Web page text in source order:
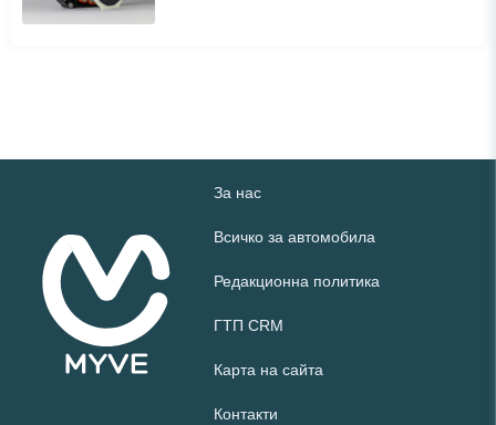
За нас
Всичко за автомобила
Редакционна политика
ГТП CRM
Карта на сайта
Контакти